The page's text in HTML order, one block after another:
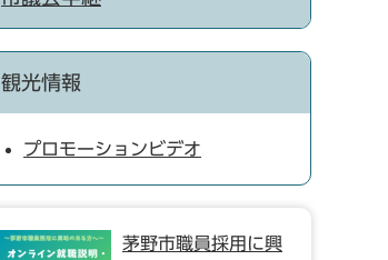
観光情報
プロモーションビデオ
茅野市職員採用に興